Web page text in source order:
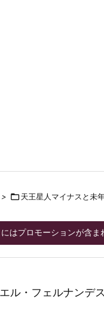
> 天王星人マイナスと未
はプロモーションが含ま
ル・フェルナンデ